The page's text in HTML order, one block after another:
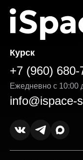
Курск
+7 (960) 680-
Ежедневно с 10:00
info@ispace-